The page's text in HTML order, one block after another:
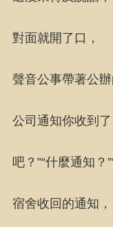
對面就開了口，
聲音公事帶著公辦
公司通知你收到了
吧？”“什麼通知？
宿舍收回的通知，